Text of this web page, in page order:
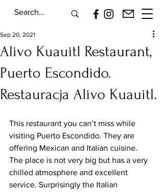
Alivo Kuauitl Restaurant,
Puerto Escondido.
Restauracja Alivo Kuauitl.
Sep 20, 2021
This restaurant you can’t miss while
visiting Puerto Escondido. They are
offering Mexican and Italian cuisine.
The place is not very big but has a very
chilled atmosphere and excellent
service. Surprisingly the Italian